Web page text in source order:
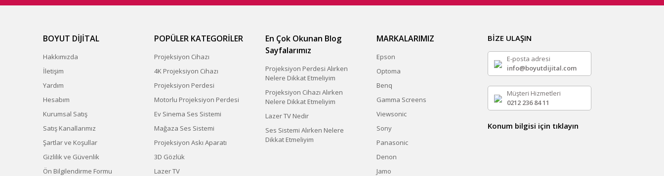
BOYUT DİJİTAL
Hakkımızda
İletişim
Yardım
Hesabım
Kurumsal Satış
Satış Kanallarımız
Şartlar ve Koşullar
Gizlilik ve Güvenlik
Ön Bilgilendirme Formu
POPÜLER KATEGORİLER
Projeksiyon Cihazı
4K Projeksiyon Cihazı
Projeksiyon Perdesi
Motorlu Projeksiyon Perdesi
Ev Sinema Ses Sistemi
Mağaza Ses Sistemi
Projeksiyon Askı Aparatı
3D Gözlük
Lazer TV
En Çok Okunan Blog
Sayfalarımız
Projeksiyon Perdesi Alırken
Nelere Dikkat Etmeliyim
Projeksiyon Cihazı Alırken
Nelere Dikkat Etmeliyim
Lazer TV Nedir
Ses Sistemi Alırken Nelere
Dikkat Etmeliyim
MARKALARIMIZ
Epson
Optoma
Benq
Gamma Screens
Viewsonic
Sony
Panasonic
Denon
Jamo
BİZE ULAŞIN
E-posta adresi
info@boyutdijital.com
Müşteri Hizmetleri
0212 236 84 11
Konum bilgisi için tıklayın